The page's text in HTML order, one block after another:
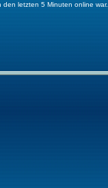
letzten 5 Minuten online war.